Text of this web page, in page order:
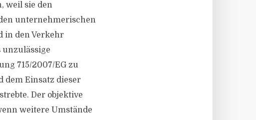
weil sie den
unternehmerischen
in den Verkehr
unzulässige
715/2007/EG zu
dem Einsatz dieser
Der objektive
weitere Umstände